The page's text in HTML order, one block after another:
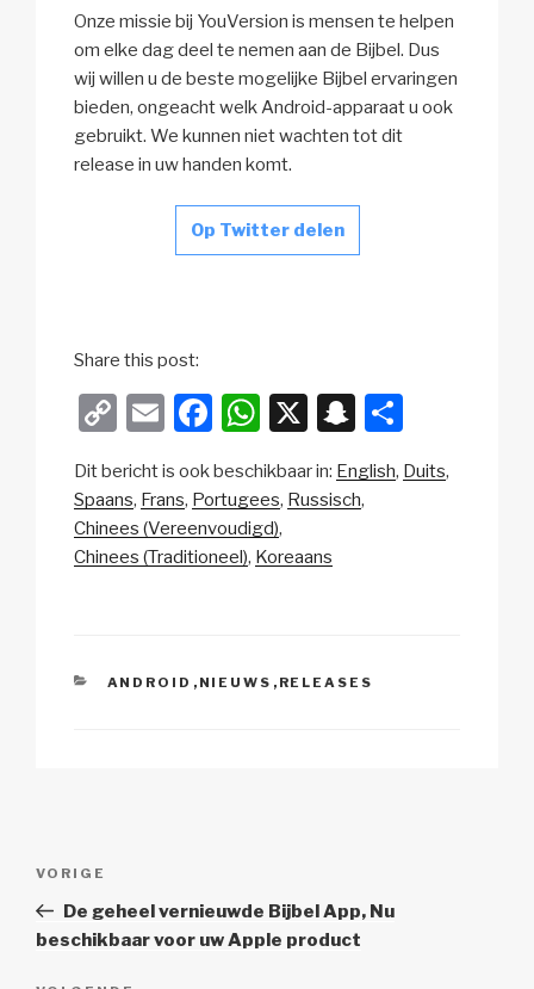
Onze missie bij YouVersion is mensen te helpen
om elke dag deel te nemen aan de Bijbel. Dus
wij willen u de beste mogelijke Bijbel ervaringen
bieden, ongeacht welk Android-apparaat u ook
gebruikt. We kunnen niet wachten tot dit
release in uw handen komt.
Op Twitter delen
Share this post:
C
p
y
Li
E
ail
F
c
e
b
k
W
at
s
A
X
S
a e
Dit bericht is ook beschikbaar in: English Duits
Spaans Frans Portugees Russisch
Chinees (Vereenvoudigd)
Chinees (Traditioneel) Koreaans
CATEGORIEËN
ANDROID , NIEUWS , RELEASES
Vorig
bericht
VORIGE
De geheel vernieuwde Bijbel App, Nu
beschikbaar voor uw Apple product